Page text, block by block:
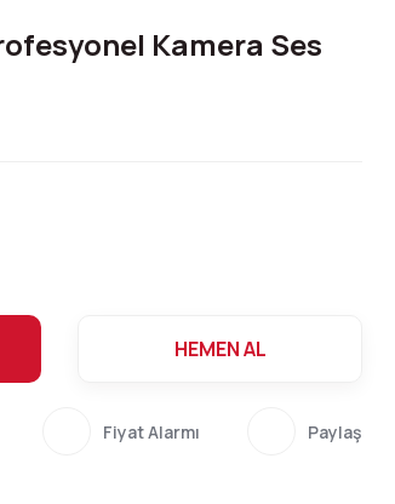
Kamera Ses
HEMEN AL
Fiyat Alarmı Paylaş